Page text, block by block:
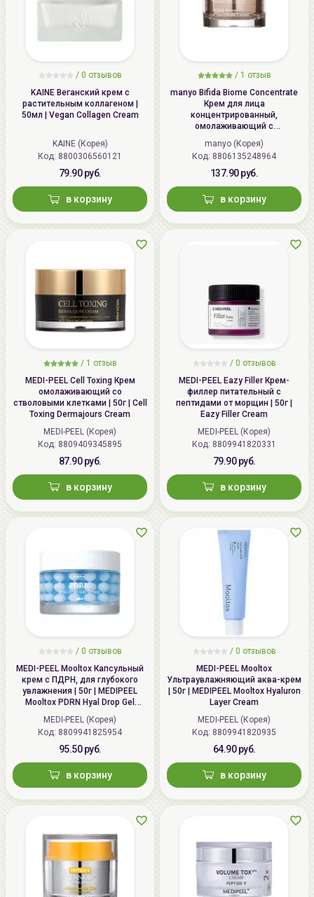
/ 0 отзывов
KAINE Веганский крем с
растительным коллагеном |
50мл | Vegan Collagen Cream
KAINE (Корея)
Код: 8800306560121
79.90 руб.
в корзину
/ 1 отзыв
manyo Bifida Biome Concentrate
Крем для лица
концентрированный,
омолаживающий с
бифидобактериями | 50мл |
Bifida Biome Concentrate Cream
manyo (Корея)
Код: 8806135248964
137.90 руб.
в корзину
/ 1 отзыв
MEDI-PEEL Cell Toxing Крем
омолаживающий со
стволовыми клетками | 50г | Cell
Toxing Dermajours Cream
MEDI-PEEL (Корея)
Код: 8809409345895
87.90 руб.
в корзину
/ 0 отзывов
MEDI-PEEL Eazy Filler Крем-
филлер питательный с
пептидами от морщин | 50г |
Eazy Filler Cream
MEDI-PEEL (Корея)
Код: 8809941820331
79.90 руб.
в корзину
/ 0 отзывов
MEDI-PEEL Mooltox Капсульный
крем с ПДРН, для глубокого
увлажнения | 50г | MEDIPEEL
Mooltox PDRN Hyal Drop Gel
Cream
MEDI-PEEL (Корея)
Код: 8809941825954
95.50 руб.
в корзину
/ 0 отзывов
MEDI-PEEL Mooltox
Ультраувлажняющий аква-крем
| 50г | MEDIPEEL Mooltox Hyaluron
Layer Cream
MEDI-PEEL (Корея)
Код: 8809941820935
64.90 руб.
в корзину